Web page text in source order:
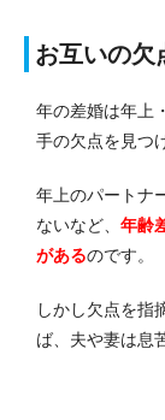
お互いの欠
年の差婚は年上
手の欠点を見つ
年上のパートナ
ないなど、 年齢
があるのです。
しかし欠点を指
ば、夫や妻は息